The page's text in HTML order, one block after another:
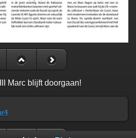
Marc blijft doorgaan!